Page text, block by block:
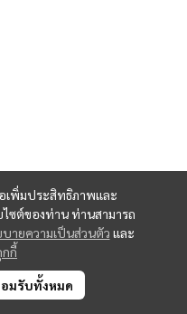
เพิ่มประสิทธิภาพและ
ซต์ของท่าน ท่านสามารถ
บายความเป็นส่วนตัว และ
กี้
มรับทั้งหมด